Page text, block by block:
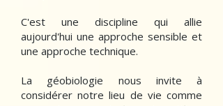
C'est une discipline qui allie
aujourd'hui une approche sensible et
une approche technique.
La géobiologie nous invite à
considérer notre lieu de vie comme